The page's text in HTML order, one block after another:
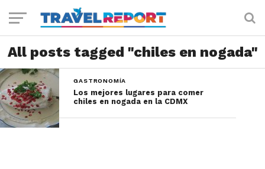
All posts tagged "chiles en nogada"
GASTRONOMÍA
Los mejores lugares para comer
chiles en nogada en la CDMX